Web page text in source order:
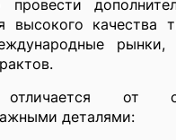
высокого качества
рынки,
от
деталями: